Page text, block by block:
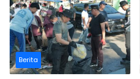
Longsor
Berita